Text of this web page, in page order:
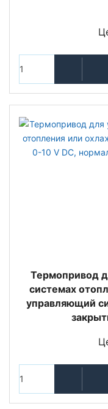
Термопривод
системах
управляющий